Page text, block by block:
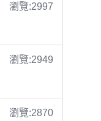
瀏覽:2997
瀏覽:2949
瀏覽:2870